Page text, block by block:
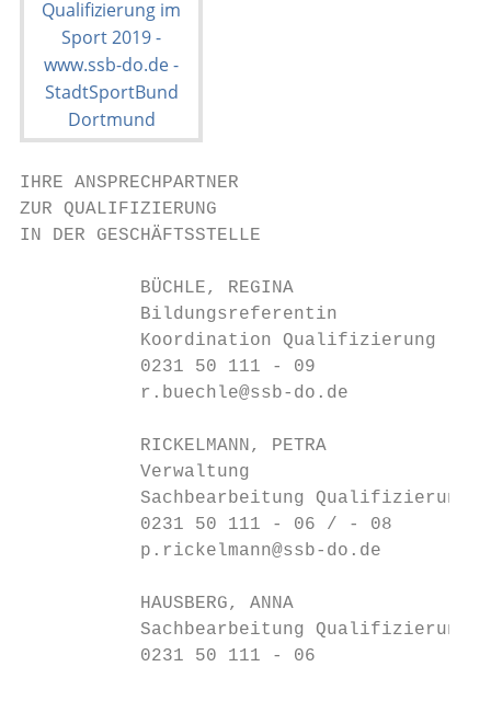
IHRE ANSPRECHPARTNER
ZUR QUALIFIZIERUNG
IN DER GESCHÄFTSSTELLE
           BÜCHLE, REGINA
           Bildungsreferentin
           Koordination Qualifizierung
           0231 50 111 - 09
           r.buechle@ssb-do.de
           RICKELMANN, PETRA
           Verwaltung
           Sachbearbeitung Qualifizierung
           0231 50 111 - 06 / - 08
           p.rickelmann@ssb-do.de
           HAUSBERG, ANNA
           Sachbearbeitung Qualifizierung
           0231 50 111 - 06